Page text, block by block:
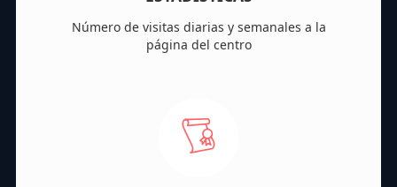
Número de visitas diarias y semanales a la
página del centro